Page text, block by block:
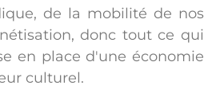
de la mobilité de nos
donc tout ce qui
en place d'une économie
culturel.